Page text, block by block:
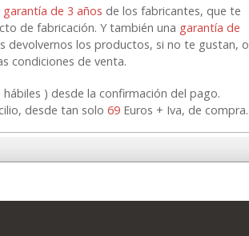
garantía de 3 años de los fabricantes, que te
de fabricación. Y también una garantía de
devolvernos los productos, si no te gustan, o
condiciones de venta.
hábiles ) desde la confirmación del pago.
desde tan solo69 Euros + Iva, de compra.